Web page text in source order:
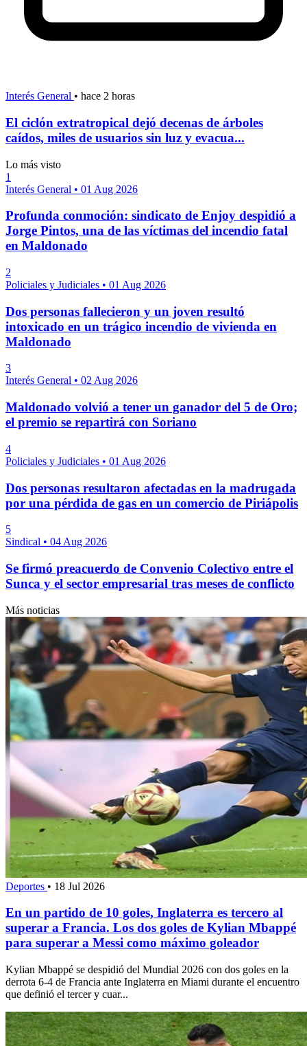
Interés General • hace 2 horas
El ciclón extratropical dejó decenas de árboles
caídos, miles de usuarios sin luz y evacua...
Lo más visto
1
Interés General • 01 Aug 2026
Profunda conmoción: sindicato de Enjoy despidió a
Jorge Pintos, una de las víctimas del incendio fatal
en Maldonado
2
Policiales y Judiciales • 01 Aug 2026
Dos personas fallecieron y un joven resultó
intoxicado en un trágico incendio de vivienda en
Maldonado
3
Interés General • 02 Aug 2026
Maldonado volvió a tener un ganador del 5 de Oro;
el premio se repartirá con Soriano
4
Policiales y Judiciales • 01 Aug 2026
Dos personas resultaron afectadas en la madrugada
por una pérdida de gas en un comercio de Piriápolis
5
Sindical • 04 Aug 2026
Se firmó preacuerdo de Convenio Colectivo entre el
Sunca y el sector empresarial tras meses de conflicto
Más noticias
Deportes • 18 Jul 2026
En un partido de 10 goles, Inglaterra es tercero al
superar a Francia. Los dos goles de Kylian Mbappé
para superar a Messi como máximo goleador
Kylian Mbappé se despidió del Mundial 2026 con dos goles en la
derrota 6-4 de Francia ante Inglaterra en Miami durante el encuentro
que definió el tercer y cuar...